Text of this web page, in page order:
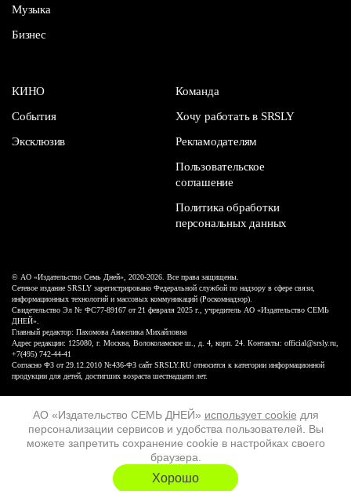
АО «Издательство СЕМЬ ДНЕЙ» использует cookie для
персонализации сервисов и удобства пользователей. Вы
можете запретить сохранение cookie в настройках своего
браузера.
Хорошо
Музыка
Бизнес
КИНО
События
Эксклюзив
Команда
Хочу работать в SRSLY
Рекламодателям
Пользовательское
соглашение
Политика обработки
персональных данных
16+
© АО «Издательство Семь Дней», 2020-2026. Все права защищены.
Сетевое издание SRSLY зарегистрировано Федеральной службой по надзору в сфере связи,
информационных технологий и массовых коммуникаций (Роскомнадзор).
Свидетельство Эл № ФС77-89167 от 21 февраля 2025 г., учредитель АО «Издательство СЕМЬ
ДНЕЙ».
Главный редактор: Пахомова Анжелика Михайловна
Адрес редакции: 125080, г. Москва, Волоколамское ш., д. 4, корп. 24. Контакты: official@srsly.ru,
+7(495) 742-44-41
Согласно ФЗ от 29.12.2010 №436-ФЗ сайт SRSLY.RU относится к категории информационной
продукции для детей, достигших возраста шестнадцати лет.
ХОЧУ ЕЩЁ